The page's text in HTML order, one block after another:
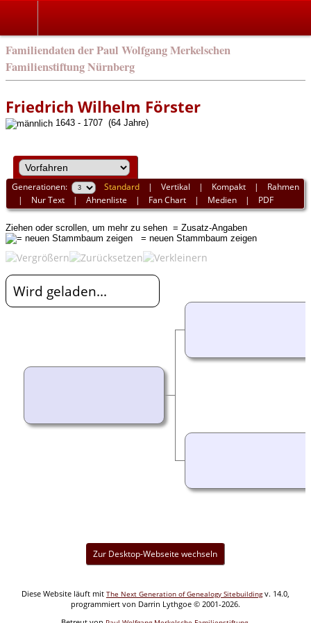
Familiendaten der Paul Wolfgang Merkelschen
Familienstiftung Nürnberg
Friedrich Wilhelm Förster
1643 - 1707 (64 Jahre)
Generationen: Standard |Vertikal | Kompakt | Rahmen
| Nur Text |Ahnenliste | Fan Chart | Medien | PDF
Ziehen oder scrollen, um mehr zu sehen = Zusatz-Angaben
= neuen Stammbaum zeigen
Wird geladen...
Zur Desktop-Webseite wechseln
Diese Website läuft mit The Next Generation of Genealogy Sitebuildingv. 14.0,
programmiert von Darrin Lythgoe © 2001-2026.